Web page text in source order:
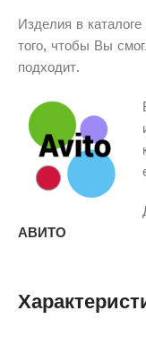
Изделия в
того, чтобы Вы
подходит.
АВИТО